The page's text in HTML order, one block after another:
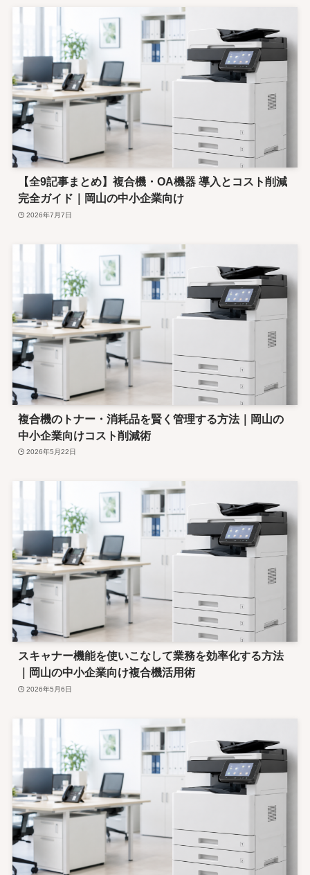
【全9記事まとめ】複合機・OA機器 導入とコスト削減
完全ガイド｜岡山の中小企業向け
2026年7月7日
複合機のトナー・消耗品を賢く管理する方法｜岡山の
中小企業向けコスト削減術
2026年5月22日
スキャナー機能を使いこなして業務を効率化する方法
｜岡山の中小企業向け複合機活用術
2026年5月6日